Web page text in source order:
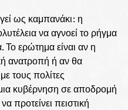
ως καμπανάκι: η
να αγνοεί το ρήγμα
Το ερώτημα είναι αν η
ανατροπή ή αν θα
τους πολίτες
κυβέρνηση σε αποδρομή
προτείνει πειστική